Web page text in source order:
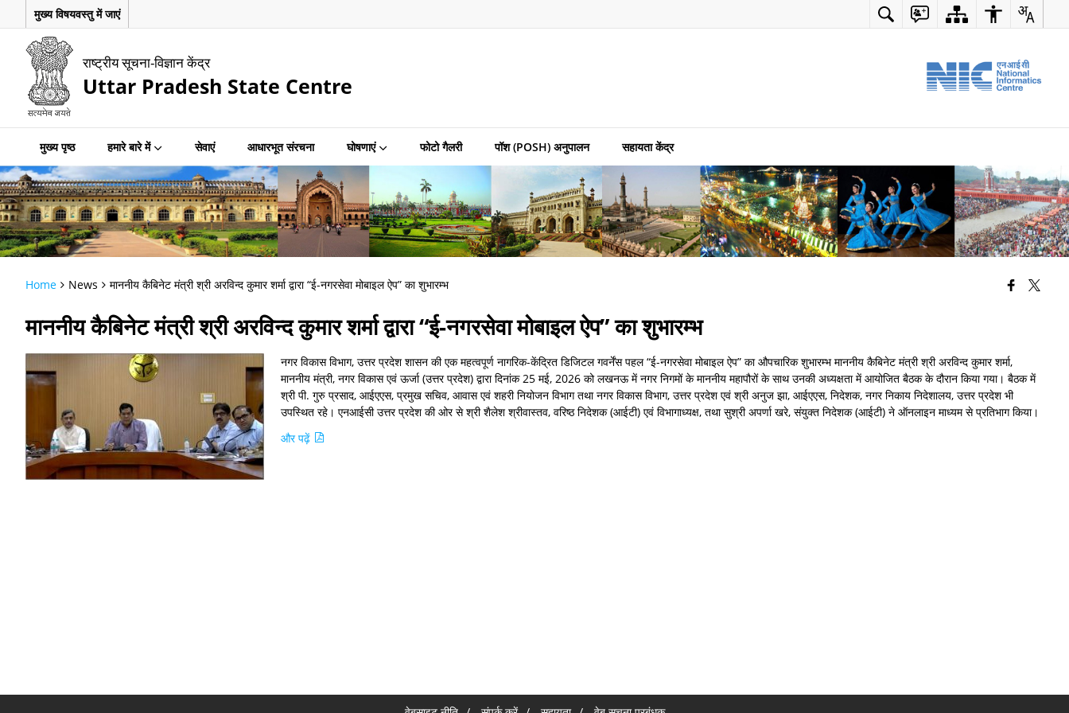
मुख्य विषयवस्तु में जाएं
राष्ट्रीय सूचना-विज्ञान केंद्र
Uttar Pradesh State Centre
मुख्य पृष्ठ हमारे बारे में सेवाएं आधारभूत संरचना घोषणाएं फोटो गैलरी पॉश (POSH) अनुपालन सहायता केंद्र
Home News माननीय कैबिनेट मंत्री श्री अरविन्द कुमार शर्मा द्वारा “ई-नगरसेवा मोबाइल ऐप” का शुभारम्भ
माननीय कैबिनेट मंत्री श्री अरविन्द कुमार शर्मा द्वारा “ई-नगरसेवा मोबाइल ऐप” का शुभारम्भ
नगर विकास विभाग, उत्तर प्रदेश शासन की एक महत्वपूर्ण नागरिक-केंद्रित डिजिटल गवर्नेंस पहल “ई-नगरसेवा मोबाइल ऐप” का औपचारिक शुभारम्भ माननीय कैबिनेट मंत्री श्री अरविन्द कुमार शर्मा,
माननीय मंत्री, नगर विकास एवं ऊर्जा (उत्तर प्रदेश) द्वारा दिनांक 25 मई, 2026 को लखनऊ में नगर निगमों के माननीय महापौरों के साथ उनकी अध्यक्षता में आयोजित बैठक के दौरान किया गया। बैठक में
श्री पी. गुरु प्रसाद, आईएएस, प्रमुख सचिव, आवास एवं शहरी नियोजन विभाग तथा नगर विकास विभाग, उत्तर प्रदेश एवं श्री अनुज झा, आईएएस, निदेशक, नगर निकाय निदेशालय, उत्तर प्रदेश भी
उपस्थित रहे। एनआईसी उत्तर प्रदेश की ओर से श्री शैलेश श्रीवास्तव, वरिष्ठ निदेशक (आईटी) एवं विभागाध्यक्ष, तथा सुश्री अपर्णा खरे, संयुक्त निदेशक (आईटी) ने ऑनलाइन माध्यम से प्रतिभाग किया।
और पढ़ें